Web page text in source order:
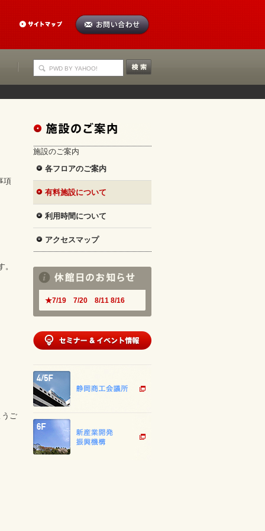
項
うご
施設のご案内
各フロアのご案内
有料施設について
利用時間について
アクセスマップ
★7/19 7/20 8/11 8/16